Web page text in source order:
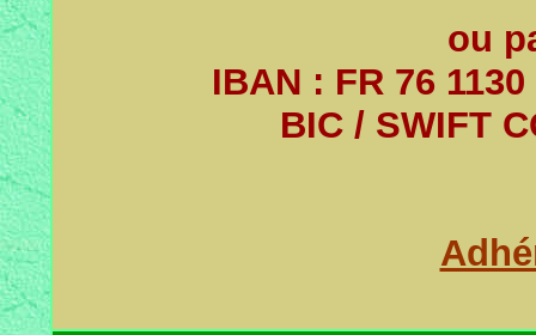
ou
IBAN : FR 76
BIC / SWIFT